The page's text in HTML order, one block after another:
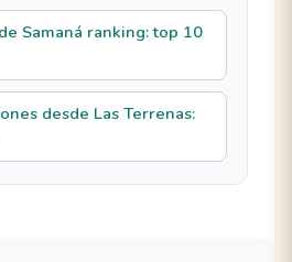
Samaná ranking: top 10
desde Las Terrenas: